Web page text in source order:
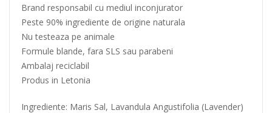
Brand responsabil cu mediul inconjurator
Peste 90% ingrediente de origine naturala
Nu testeaza pe animale
Formule blande, fara SLS sau parabeni
Ambalaj reciclabil
Produs in Letonia
Ingrediente: Maris Sal, Lavandula Angustifolia (Lavender)